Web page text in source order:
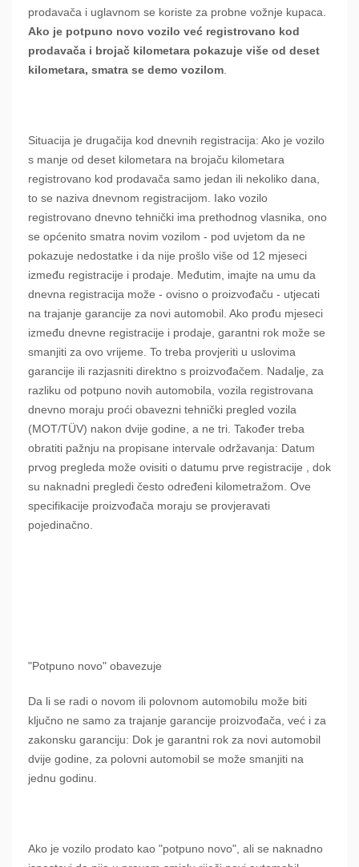
prodavača i uglavnom se koriste za probne vožnje kupaca.
Ako je potpuno novo vozilo već registrovano kod
prodavača i brojač kilometara pokazuje više od deset
kilometara, smatra se demo vozilom
Situacija je drugačija kod dnevnih registracija: Ako je vozilo
s manje od deset kilometara na brojaču kilometara
registrovano kod prodavača samo jedan ili nekoliko dana,
to se naziva dnevnom registracijom. Iako vozilo
registrovano dnevno tehnički ima prethodnog vlasnika, ono
se općenito smatra novim vozilom - pod uvjetom da ne
pokazuje nedostatke i da nije prošlo više od 12 mjeseci
između registracije i prodaje. Međutim, imajte na umu da
dnevna registracija može - ovisno o proizvođaču - utjecati
na trajanje garancije za novi automobil. Ako prođu mjeseci
između dnevne registracije i prodaje, garantni rok može se
smanjiti za ovo vrijeme. To treba provjeriti u uslovima
garancije ili razjasniti direktno s proizvođačem. Nadalje, za
razliku od potpuno novih automobila, vozila registrovana
dnevno moraju proći obavezni tehnički pregled vozila
(MOT/TÜV) nakon dvije godine, a ne tri. Također treba
obratiti pažnju na propisane intervale održavanja: Datum
prvog pregleda može ovisiti o datumu prve registracije , dok
su naknadni pregledi često određeni kilometražom. Ove
specifikacije proizvođača moraju se provjeravati
pojedinačno.
"Potpuno novo" obavezuje
Da li se radi o novom ili polovnom automobilu može biti
ključno ne samo za trajanje garancije proizvođača, već i za
zakonsku garanciju: Dok je garantni rok za novi automobil
dvije godine, za polovni automobil se može smanjiti na
jednu godinu.
Ako je vozilo prodato kao "potpuno novo", ali se naknadno